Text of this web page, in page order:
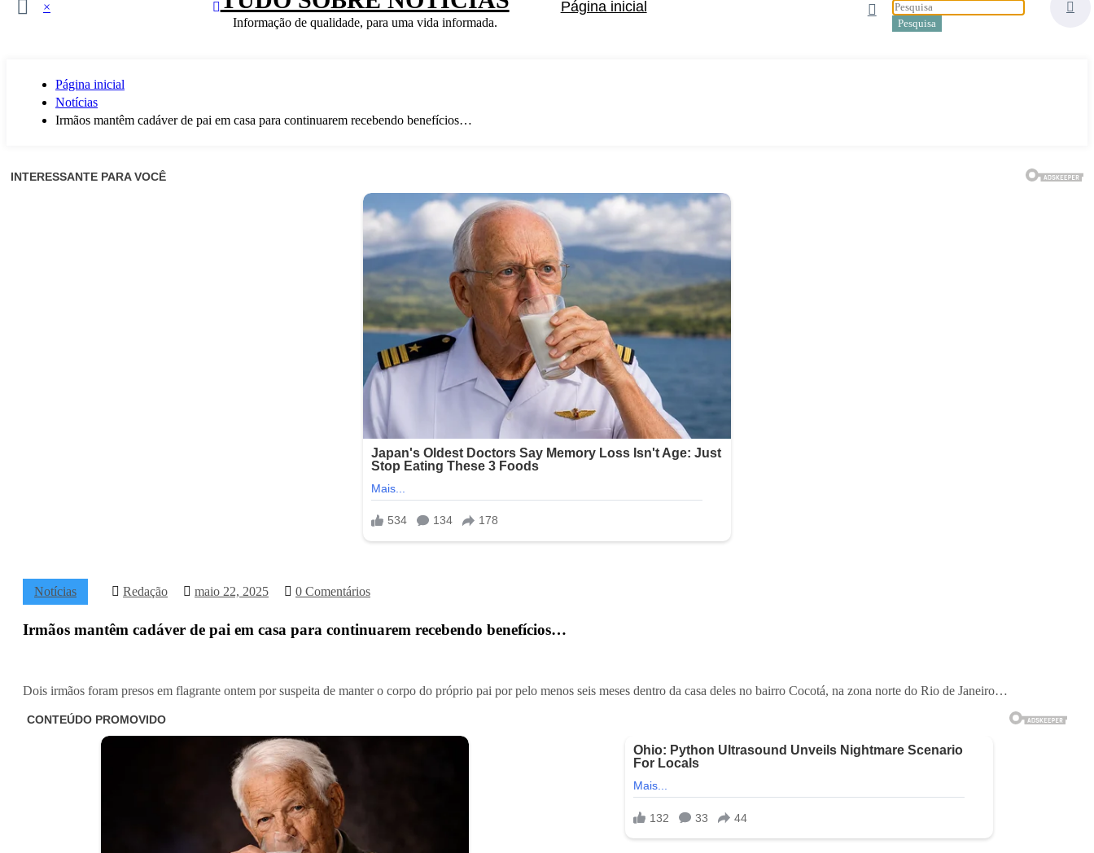
×
Informação de qualidade, para uma vida informada.
Página inicial
Página inicial
Notícias
Irmãos mantêm cadáver de pai em casa para continuarem recebendo benefícios…
Notícias Redação maio 22, 2025 0 Comentários
Irmãos mantêm cadáver de pai em casa para continuarem recebendo benefícios…
Dois irmãos foram presos em flagrante ontem por suspeita de manter o corpo do próprio pai por pelo menos seis meses dentro da casa deles no bairro Cocotá, na zona norte do Rio de Janeiro…